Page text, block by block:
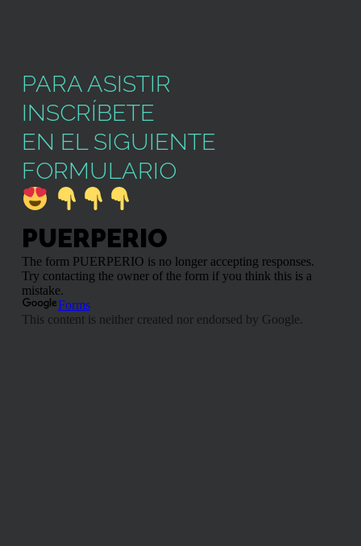
PARA ASISTIR
INSCRÍBETE
EN EL SIGUIENTE
FORMULARIO